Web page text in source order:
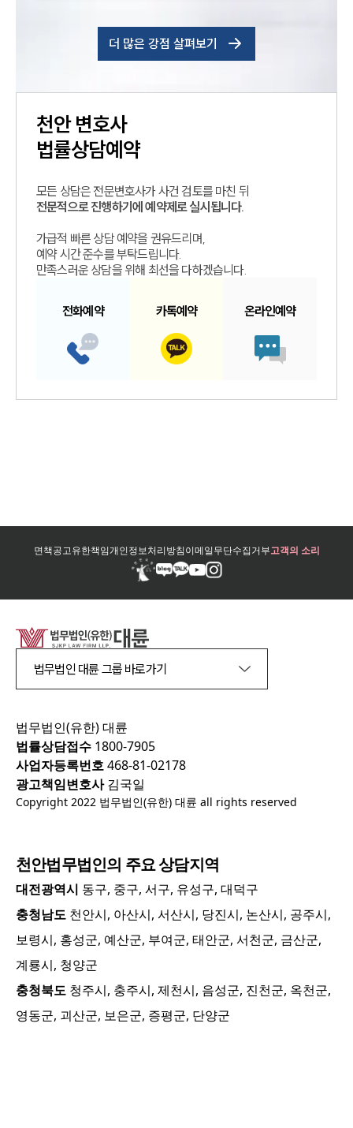
더 많은 강점 살펴보기
천안변호사
법률상담예약
모든 상담은 전문변호사가 사건 검토를 마친 뒤
전문적으로 진행하기에 예약제로 실시됩니다.
가급적 빠른 상담 예약을 권유드리며,
예약 시간 준수를 부탁드립니다.
만족스러운 상담을 위해 최선을 다하겠습니다.
전화예약 카톡예약 온라인예약
면책공고유한책임개인정보처리방침이메일무단수집거부고객의 소리
법무법인 대륜 그룹 바로가기
법무법인(유한) 대륜
법률상담접수 1800-7905
사업자등록번호468-81-02178
광고책임변호사김국일
Copyright 2022 법무법인(유한) 대륜 all rights reserved
천안법무법인의 주요 상담지역
대전광역시 동구, 중구, 서구, 유성구, 대덕구
충청남도 천안시, 아산시, 서산시, 당진시, 논산시, 공주시,
보령시, 홍성군, 예산군, 부여군, 태안군, 서천군, 금산군,
계룡시, 청양군
충청북도 청주시, 충주시, 제천시, 음성군, 진천군, 옥천군,
영동군, 괴산군, 보은군, 증평군, 단양군